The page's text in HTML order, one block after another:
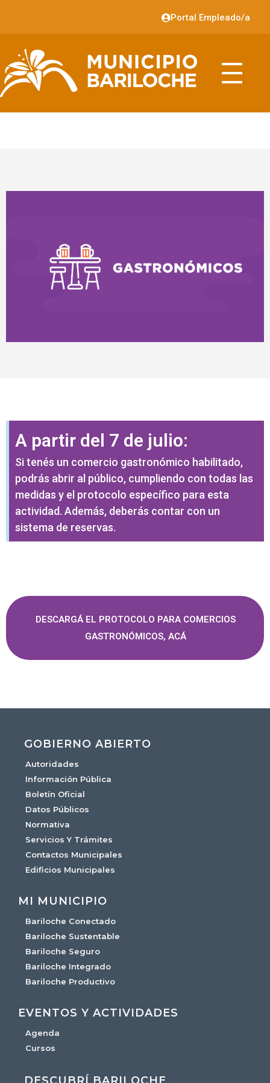
Portal Empleado/a
A partir del 7 de julio:
Si tenés un comercio gastronómico habilitado,
podrás abrir al público, cumpliendo con todas las
medidas y el protocolo específico para esta
actividad. Además, deberás contar con un
sistema de reservas.
DESCARGÁ EL PROTOCOLO PARA COMERCIOS
GASTRONÓMICOS, ACÁ
GOBIERNO ABIERTO
Autoridades
Información Pública
Boletín Oficial
Datos Públicos
Normativa
Servicios Y Trámites
Contactos Municipales
Edificios Municipales
MI MUNICIPIO
Bariloche Conectado
Bariloche Sustentable
Bariloche Seguro
Bariloche Integrado
Bariloche Productivo
EVENTOS Y ACTIVIDADES
Agenda
Cursos